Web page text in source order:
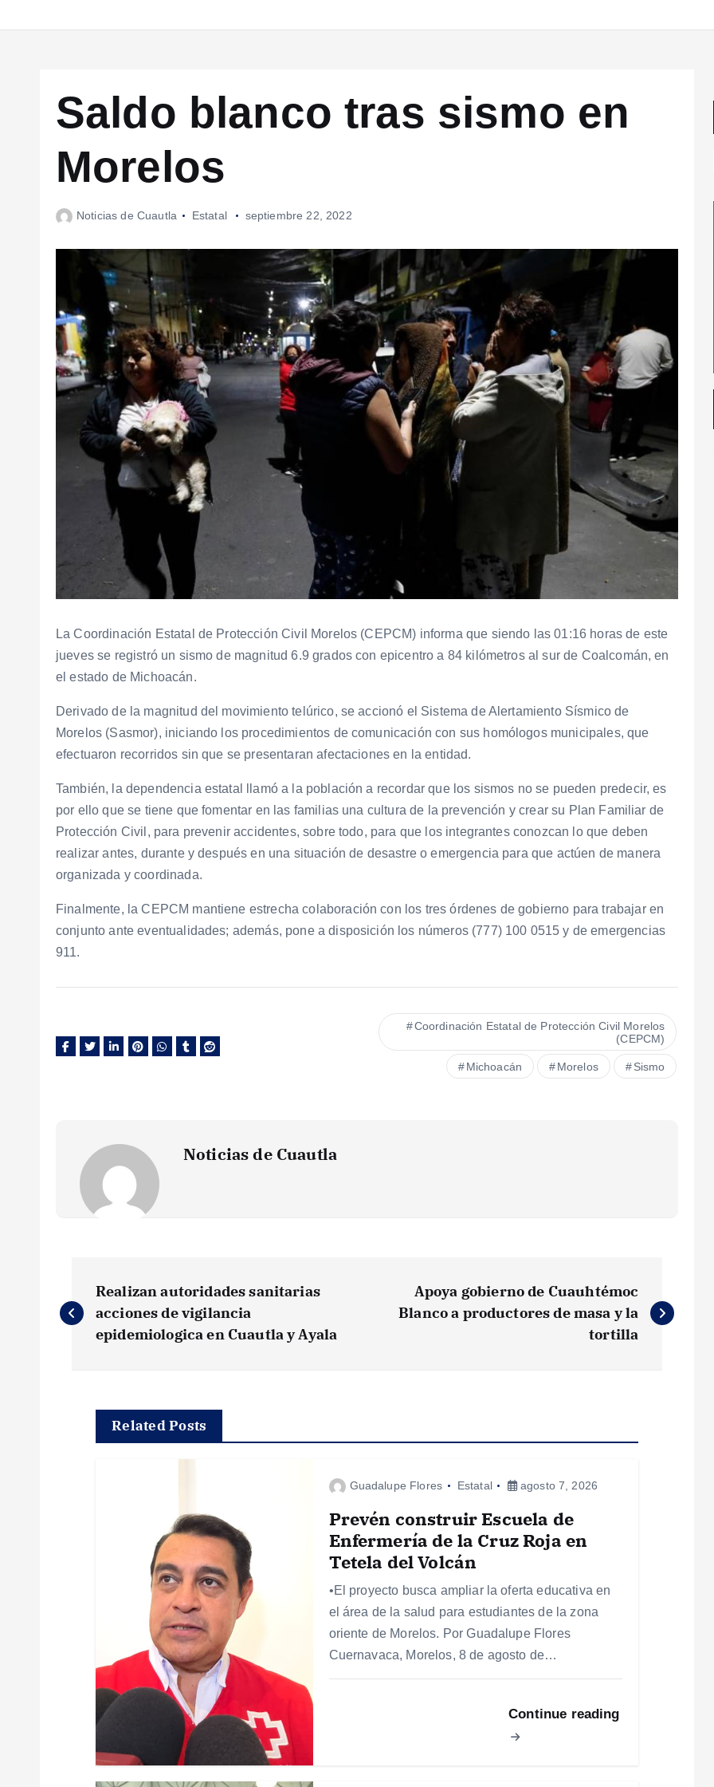
Saldo blanco tras sismo en
Morelos
Noticias de Cuautla Estatal septiembre 22, 2022
La Coordinación Estatal de Protección Civil Morelos (CEPCM) informa que siendo las 01:16 horas de este
jueves se registró un sismo de magnitud 6.9 grados con epicentro a 84 kilómetros al sur de Coalcomán, en
el estado de Michoacán.
Derivado de la magnitud del movimiento telúrico, se accionó el Sistema de Alertamiento Sísmico de
Morelos (Sasmor), iniciando los procedimientos de comunicación con sus homólogos municipales, que
efectuaron recorridos sin que se presentaran afectaciones en la entidad.
También, la dependencia estatal llamó a la población a recordar que los sismos no se pueden predecir, es
por ello que se tiene que fomentar en las familias una cultura de la prevención y crear su Plan Familiar de
Protección Civil, para prevenir accidentes, sobre todo, para que los integrantes conozcan lo que deben
realizar antes, durante y después en una situación de desastre o emergencia para que actúen de manera
organizada y coordinada.
Finalmente, la CEPCM mantiene estrecha colaboración con los tres órdenes de gobierno para trabajar en
conjunto ante eventualidades; además, pone a disposición los números (777) 100 0515 y de emergencias
911.
Coordinación Estatal de Protección Civil Morelos
(CEPCM)
Michoacán Morelos Sismo
Noticias de Cuautla
a
Realizan autoridades sanitarias
acciones de vigilancia
epidemiologica en Cuautla y Ayala
Apoya gobierno de Cuauhtémoc
Blanco a productores de masa y la
tortilla
Related Posts
Guadalupe Flores Estatal agosto 7, 2026
Prevén construir Escuela de
Enfermería de la Cruz Roja en
Tetela del Volcán
•El proyecto busca ampliar la oferta educativa en
el área de la salud para estudiantes de la zona
oriente de Morelos. Por Guadalupe Flores
Cuernavaca, Morelos, 8 de agosto de…
Continue reading